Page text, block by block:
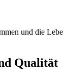
und die
Qualität